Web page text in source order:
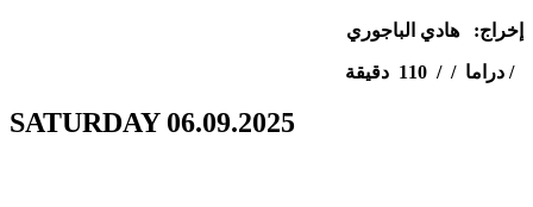
إخراج: هادي الباجوري
دراما / / 110 دقيقة /
SATURDAY 06.09.2025